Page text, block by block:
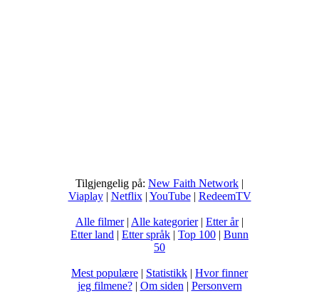
Tilgjengelig på: New Faith Network |
Viaplay| Netflix| YouTube| RedeemTV
Alle filmer| Alle kategorier| Etter år|
Etter land | Etter språk | Top 100 | Bunn
50
Mest populære | Statistikk | Hvor finner
jeg filmene?| Om siden | Personvern